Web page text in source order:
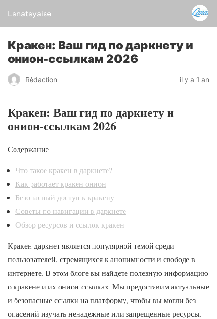
Lanatayaise
Кракен: Ваш гид по даркнету и
онион-ссылкам 2026
Rédaction il y a 1 an
Кракен: Ваш гид по даркнету и
онион-ссылкам 2026
Содержание
Что такое кракен в даркнете?
Как работает кракен онион
Безопасный доступ к кракену
Советы по навигации в даркнете
Обзор ресурсов и ссылок кракен
Кракен даркнет является популярной темой среди
пользователей, стремящихся к анонимности и свободе в
интернете. В этом блоге вы найдете полезную информацию
о кракене и их онион-ссылках. Мы предоставим актуальные
и безопасные ссылки на платформу, чтобы вы могли без
опасений изучать ненадежные или запрещенные ресурсы.